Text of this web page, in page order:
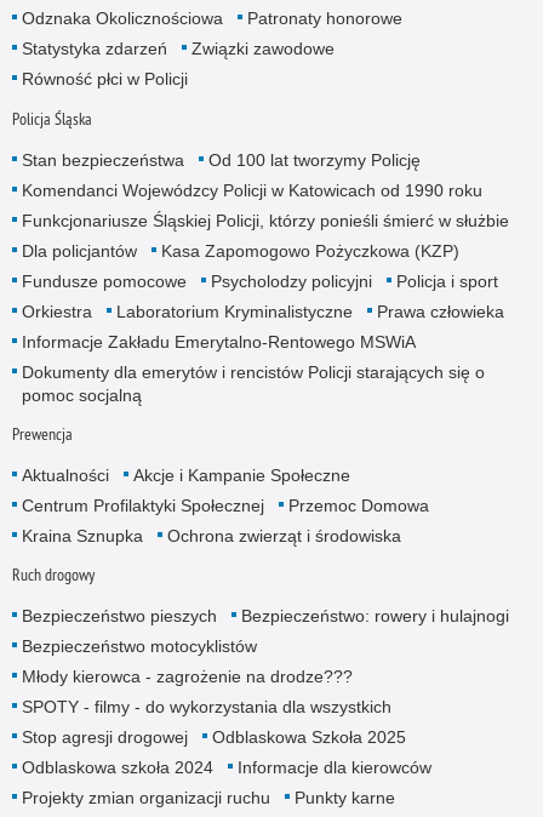
Odznaka Okolicznościowa
Patronaty honorowe
Statystyka zdarzeń
Związki zawodowe
Równość płci w Policji
Policja Śląska
Stan bezpieczeństwa
Od 100 lat tworzymy Policję
Komendanci Wojewódzcy Policji w Katowicach od 1990 roku
Funkcjonariusze Śląskiej Policji, którzy ponieśli śmierć w służbie
Dla policjantów
Kasa Zapomogowo Pożyczkowa (KZP)
Fundusze pomocowe
Psycholodzy policyjni
Policja i sport
Orkiestra
Laboratorium Kryminalistyczne
Prawa człowieka
Informacje Zakładu Emerytalno-Rentowego MSWiA
Dokumenty dla emerytów i rencistów Policji starających się o
pomoc socjalną
Prewencja
Aktualności
Akcje i Kampanie Społeczne
Centrum Profilaktyki Społecznej
Przemoc Domowa
Kraina Sznupka
Ochrona zwierząt i środowiska
Ruch drogowy
Bezpieczeństwo pieszych
Bezpieczeństwo: rowery i hulajnogi
Bezpieczeństwo motocyklistów
Młody kierowca - zagrożenie na drodze???
SPOTY - filmy - do wykorzystania dla wszystkich
Stop agresji drogowej
Odblaskowa Szkoła 2025
Odblaskowa szkoła 2024
Informacje dla kierowców
Projekty zmian organizacji ruchu
Punkty karne